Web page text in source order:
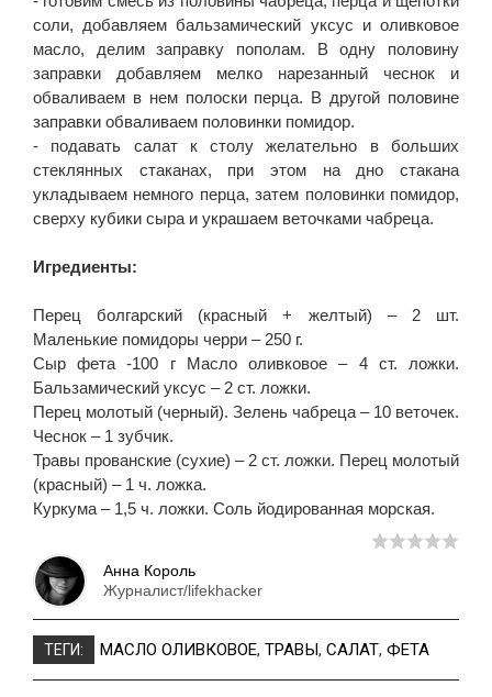
соли, добавляем бальзамический уксус и оливковое
масло, делим заправку пополам. В одну половину
заправки добавляем мелко нарезанный чеснок и
обваливаем в нем полоски перца. В другой половине
заправки обваливаем половинки помидор.
- подавать салат к столу желательно в больших
стеклянных стаканах, при этом на дно стакана
укладываем немного перца, затем половинки помидор,
сверху кубики сыра и украшаем веточками чабреца.
Игредиенты:
Перец болгарский (красный + желтый) – 2 шт.
Маленькие помидоры черри – 250 г.
Сыр фета -100 г Масло оливковое – 4 ст. ложки.
Бальзамический уксус – 2 ст. ложки.
Перец молотый (черный). Зелень чабреца – 10 веточек.
Чеснок – 1 зубчик.
Травы прованские (сухие) – 2 ст. ложки. Перец молотый
(красный) – 1 ч. ложка.
Куркума – 1,5 ч. ложки. Соль йодированная морская.
Анна Король
Журналист/lifekhacker
ТЕГИ: МАСЛО ОЛИВКОВОЕ, ТРАВЫ, САЛАТ, ФЕТА